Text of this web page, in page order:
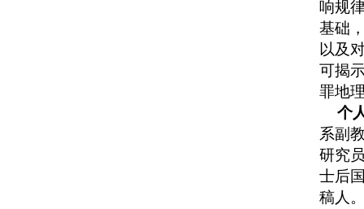
响规
基础
以及
可揭
罪地
个
系副
研究
士后
稿人